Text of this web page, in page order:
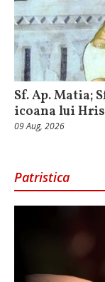
Sf. Ap. Matia;
icoana lui
09 Aug, 2026
Patristica